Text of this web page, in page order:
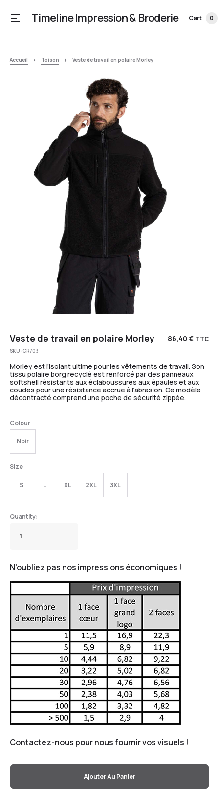
Timeline Impression & Broderie Cart 0
Accueil Toison Veste de travail en polaire Morley
Veste de travail en polaire Morley 86,40 € TTC
SKU: CR703
Morley est l’isolant ultime pour les vêtements de travail. Son
tissu polaire borg recyclé est renforcé par des panneaux
softshell résistants aux éclaboussures aux épaules et aux
coudes pour une résistance accrue à l’abrasion. Ce modèle
décontracté comprend une poche de sécurité zippée.
Colour
Noir
Size
S L XL 2XL 3XL
N'oubliez pas nos impressions économiques !
Contactez-nous pour nous fournir vos visuels !
Ajouter Au Panier